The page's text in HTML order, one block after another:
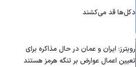
دکل‌ها قد می‌کشند
رویترز: ایران و عمان در حال مذاکره برای
تعیین اعمال عوارض بر تنگه هرمز هستند